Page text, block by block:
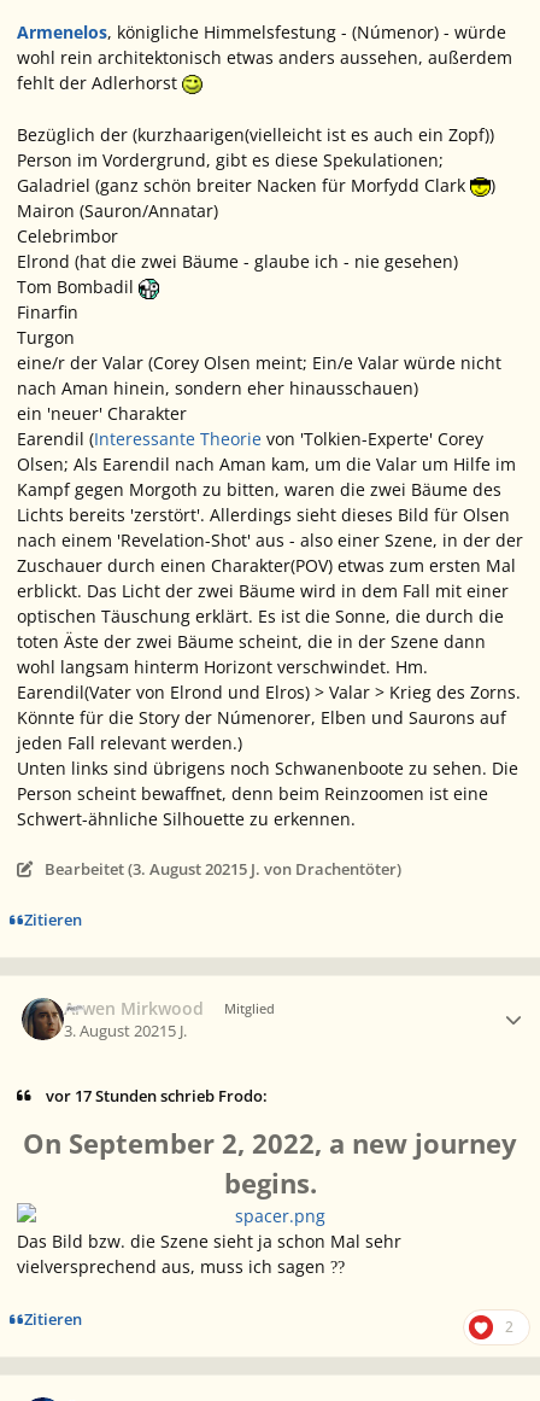
Armenelos, königliche Himmelsfestung - (Númenor) - würde
wohl rein architektonisch etwas anders aussehen, außerdem
fehlt der Adlerhorst
Bezüglich der (kurzhaarigen(vielleicht ist es auch ein Zopf))
Person im Vordergrund, gibt es diese Spekulationen;
Galadriel (ganz schön breiter Nacken für Morfydd Clark
)
Mairon (Sauron/Annatar)
Celebrimbor
Elrond (hat die zwei Bäume - glaube ich - nie gesehen)
Tom Bombadil
Finarfin
Turgon
eine/r der Valar (Corey Olsen meint; Ein/e Valar würde nicht
nach Aman hinein, sondern eher hinausschauen)
ein 'neuer' Charakter
Earendil (Interessante Theorie von 'Tolkien-Experte' Corey
Olsen; Als Earendil nach Aman kam, um die Valar um Hilfe im
Kampf gegen Morgoth zu bitten, waren die zwei Bäume des
Lichts bereits 'zerstört'. Allerdings sieht dieses Bild für Olsen
nach einem 'Revelation-Shot' aus - also einer Szene, in der der
Zuschauer durch einen Charakter(POV) etwas zum ersten Mal
erblickt. Das Licht der zwei Bäume wird in dem Fall mit einer
optischen Täuschung erklärt. Es ist die Sonne, die durch die
toten Äste der zwei Bäume scheint, die in der Szene dann
wohl langsam hinterm Horizont verschwindet. Hm.
Earendil(Vater von Elrond und Elros) > Valar > Krieg des Zorns.
Könnte für die Story der Númenorer, Elben und Saurons auf
jeden Fall relevant werden.)
Unten links sind übrigens noch Schwanenboote zu sehen. Die
Person scheint bewaffnet, denn beim Reinzoomen ist eine
Schwert-ähnliche Silhouette zu erkennen.
Bearbeitet (3. August 20215 J. von Drachentöter)
Zitieren
Arwen Mirkwood Mitglied
3. August 20215 J.
vor 17 Stunden schrieb Frodo:
On September 2, 2022, a new journey
begins.
Das Bild bzw. die Szene sieht ja schon Mal sehr
vielversprechend aus, muss ich sagen ??
Zitieren 2